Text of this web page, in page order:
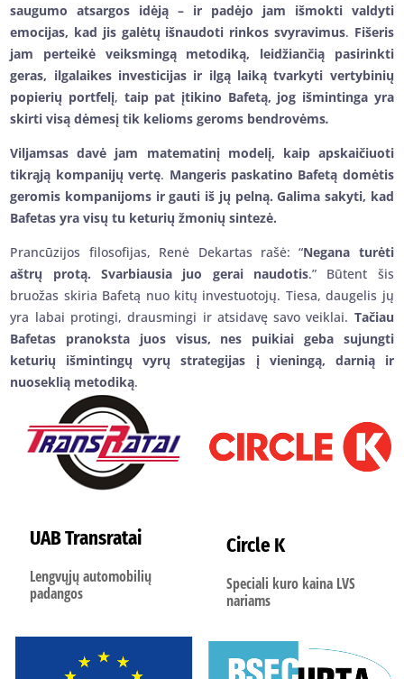
saugumo atsargos idėją – ir padėjo jam išmokti valdyti
emocijas, kad jis galėtų išnaudoti rinkos svyravimus. Fišeris
jam perteikė veiksmingą metodiką, leidžiančią pasirinkti
geras, ilgalaikes investicijas ir ilgą laiką tvarkyti vertybinių
popierių portfelį, taip pat įtikino Bafetą, jog išmintinga yra
skirti visą dėmesį tik kelioms geroms bendrovėms.
Viljamsas davė jam matematinį modelį, kaip apskaičiuoti
tikrąją kompanijų vertę. Mangeris paskatino Bafetą domėtis
geromis kompanijoms ir gauti iš jų pelną. Galima sakyti, kad
Bafetas yra visų tu keturių žmonių sintezė.
Prancūzijos filosofijas, Renė Dekartas rašė: “Negana turėti
aštrų protą. Svarbiausia juo gerai naudotis.” Būtent šis
bruožas skiria Bafetą nuo kitų investuotojų. Tiesa, daugelis jų
yra labai protingi, drausmingi ir atsidavę savo veiklai. Tačiau
Bafetas pranoksta juos visus, nes puikiai geba sujungti
keturių išmintingų vyrų strategijas į vieningą, darnią ir
nuoseklią metodiką.
UAB Transratai
Lengvųjų automobilių
padangos
Circle K
Speciali kuro kaina LVS
nariams